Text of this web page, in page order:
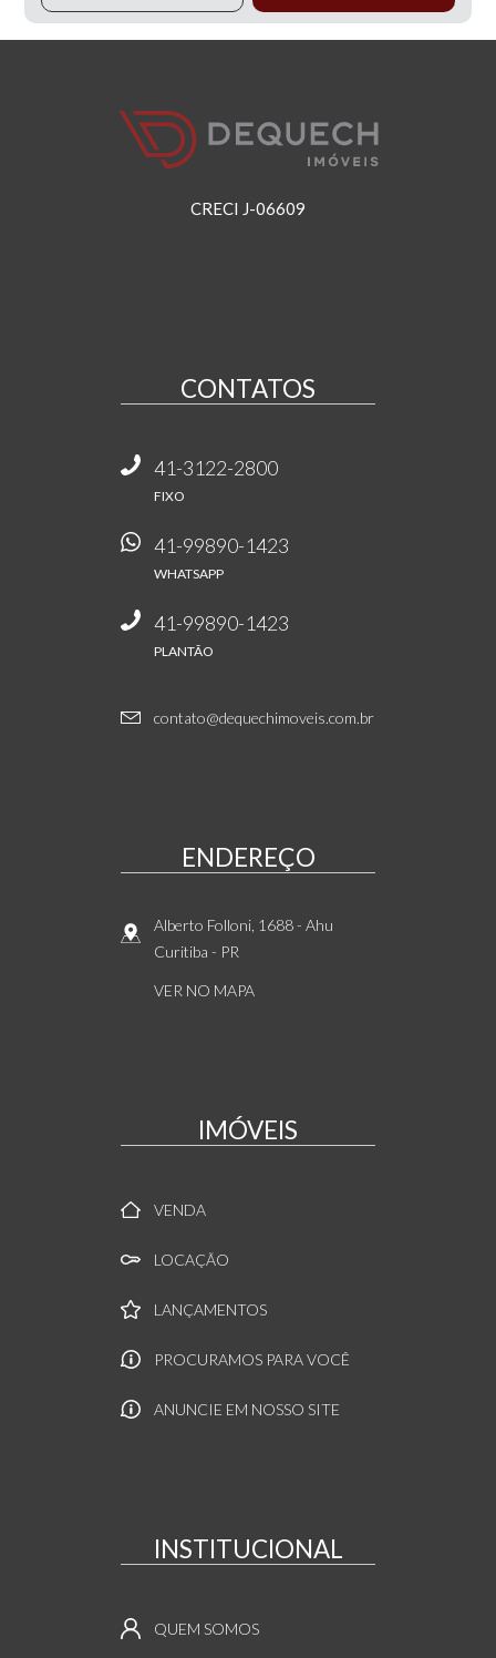
CRECI J-06609
CONTATOS
41-3122-2800
FIXO
41-99890-1423
WHATSAPP
41-99890-1423
PLANTÃO
contato@dequechimoveis.com.br
ENDEREÇO
Alberto Folloni, 1688- Ahu
Curitiba - PR
VER NO MAPA
IMÓVEIS
VENDA
LOCAÇÃO
LANÇAMENTOS
PROCURAMOS PARA VOCÊ
ANUNCIE EM NOSSO SITE
INSTITUCIONAL
QUEM SOMOS